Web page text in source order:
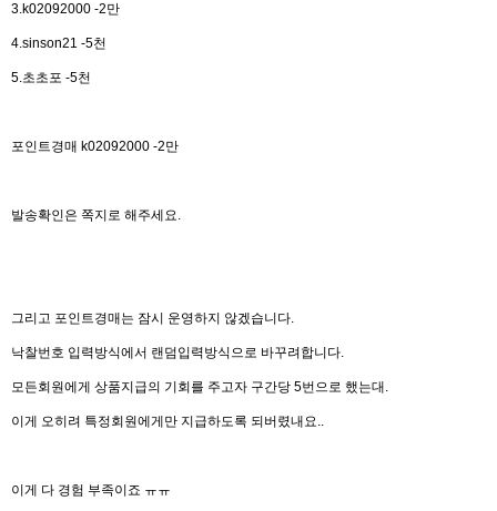
3.k02092000 -2만
4.sinson21 -5천
5.초초포 -5천
포인트경매 k02092000 -2만
발송확인은 쪽지로 해주세요.
그리고 포인트경매는 잠시 운영하지 않겠습니다.
낙찰번호 입력방식에서 랜덤입력방식으로 바꾸려합니다.
모든회원에게 상품지급의 기회를 주고자 구간당 5번으로 했는대.
이게 오히려 특정회원에게만 지급하도록 되버렸내요..
이게 다 경험 부족이죠 ㅠㅠ